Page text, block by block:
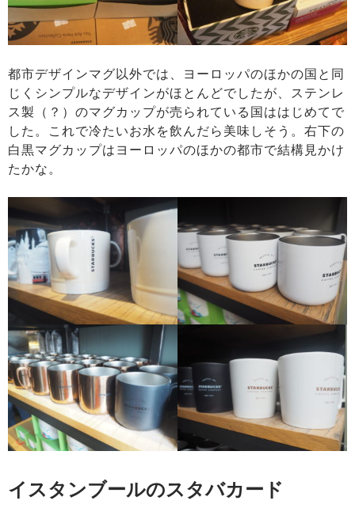
都市デザインマグ以外では、ヨーロッパのほかの国と同
じくシンプルなデザインがほとんどでしたが、ステンレ
ス製（？）のマグカップが売られている国ははじめてで
した。これで冷たいお水を飲んだら美味しそう。右下の
白黒マグカップはヨーロッパのほかの都市で結構見かけ
たかな。
イスタンブールのスタバカード